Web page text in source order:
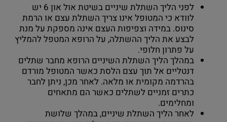
לפני הליך השתלת שיניים בשיטת אול און 6 יש
לוודא כי המטופל אינו צריך השתלת עצם או הרמת
סינוס. במידה וצפיפות העצם אינה מספקת על מנת
לבצע את הליך ההשתלה, על הרופא המטפל להמליץ
על פתרון חלופי.
במהלך הליך השתלת השיניים הרופא מחבר שתלים
דנטליים אל תוך עצם הלסת כאשר המטופל מורדם
בהרדמה מקומית או מלאה. לאחר מכן, ניתן לחבר
כתרים זמניים לשתלים כאשר הם מתאחים
ומחלימים.
לאחר הליך השתלת שיניים, במהלך שלושת